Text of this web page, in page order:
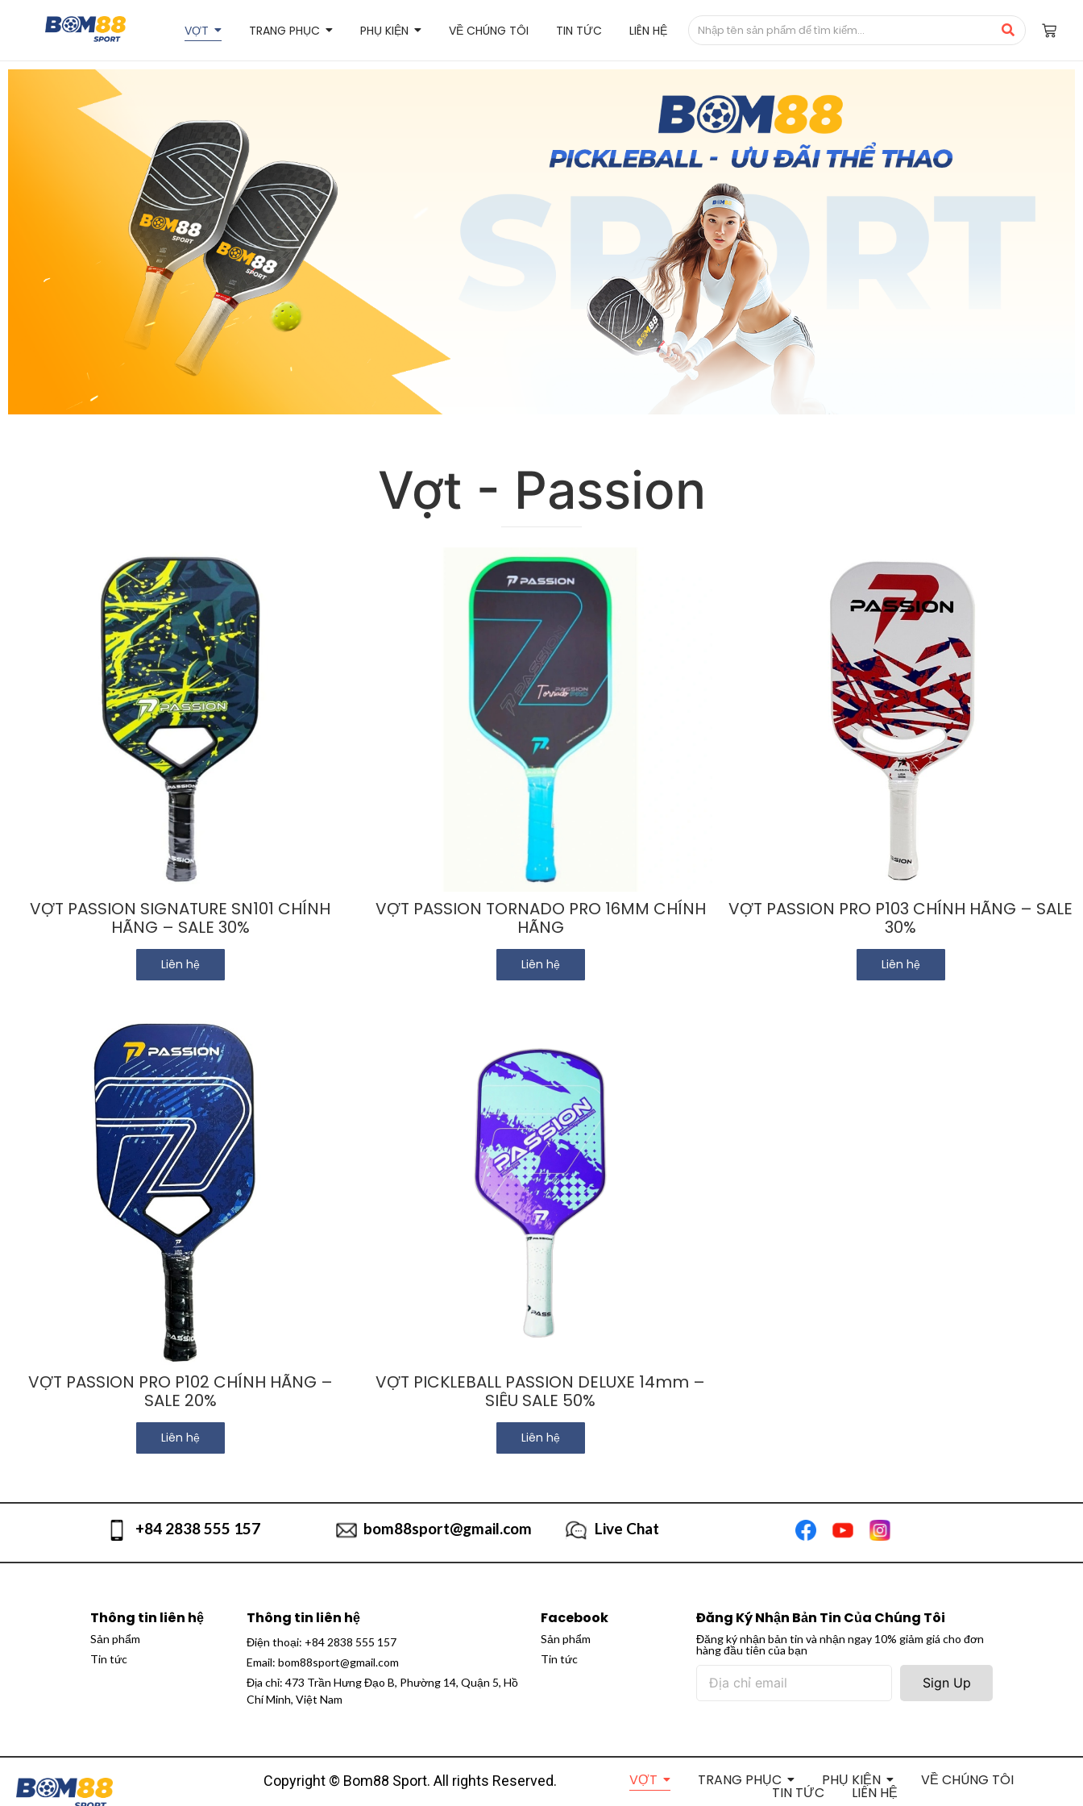
VỢT TRANG PHỤC PHỤ KIỆN VỀ CHÚNG TÔI TIN TỨC LIÊN HỆ
tiết
Vợt - Passion
VỢT PASSION SIGNATURE SN101 CHÍNH
HÃNG – SALE 30%
Liên hệ
VỢT PASSION TORNADO PRO 16MM CHÍNH
HÃNG
Liên hệ
VỢT PASSION PRO P103 CHÍNH HÃNG – SALE
30%
Liên hệ
VỢT PASSION PRO P102 CHÍNH HÃNG –
SALE 20%
Liên hệ
VỢT PICKLEBALL PASSION DELUXE 14mm –
SIÊU SALE 50%
Liên hệ
+84 2838 555 157 bom88sport@gmail.com Live Chat
Thông tin liên hệ
Sản phẩm
Tin tức
Thông tin liên hệ
Điện thoại: +84 2838 555 157
Email: bom88sport@gmail.com
Địa chỉ: 473 Trần Hưng Đạo B, Phường 14, Quận 5, Hồ
Chí Minh, Việt Nam
Facebook
Sản phẩm
Tin tức
Đăng Ký Nhận Bản Tin Của Chúng Tôi
Đăng ký nhận bản tin và nhận ngay 10% giảm giá cho đơn
hàng đầu tiên của bạn
Sign Up
Copyright © Bom88 Sport. All rights Reserved. VỢT TRANG PHỤC PHỤ KIỆN VỀ CHÚNG TÔI
TIN TỨC LIÊN HỆ